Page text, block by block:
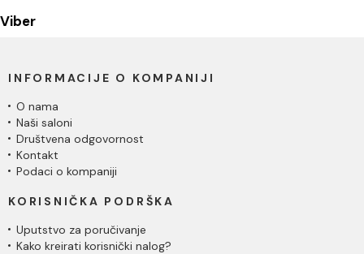
Viber
INFORMACIJE O KOMPANIJI
O nama
Naši saloni
Društvena odgovornost
Kontakt
Podaci o kompaniji
KORISNIČKA PODRŠKA
Uputstvo za poručivanje
Kako kreirati korisnički nalog?